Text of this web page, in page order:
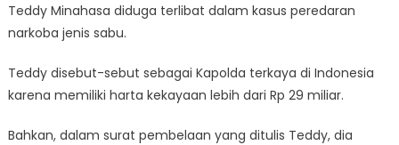
Teddy Minahasa diduga terlibat dalam kasus peredaran
narkoba jenis sabu.
Teddy disebut-sebut sebagai Kapolda terkaya di Indonesia
karena memiliki harta kekayaan lebih dari Rp 29 miliar.
Bahkan, dalam surat pembelaan yang ditulis Teddy, dia